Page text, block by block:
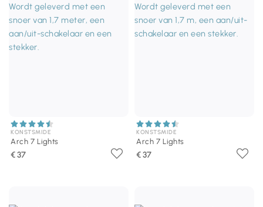
KONSTSMIDE
Arch 7 Lights
€ 37
KONSTSMIDE
Arch 7 Lights
€ 37